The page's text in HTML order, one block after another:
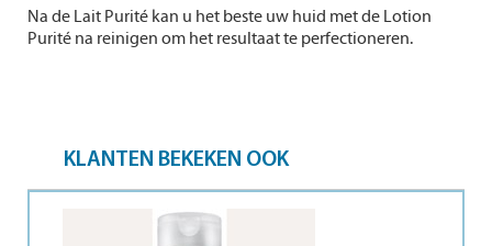
Na de Lait Purité kan u het beste uw huid met de Lotion
Purité na reinigen om het resultaat te perfectioneren.
KLANTEN BEKEKEN OOK